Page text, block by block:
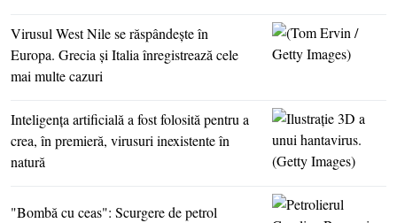
Virusul West Nile se răspândeşte în
Europa. Grecia şi Italia înregistrează cele
mai multe cazuri
Inteligenţa artificială a fost folosită pentru a
crea, în premieră, virusuri inexistente în
natură
"Bombă cu ceas": Scurgere de petrol